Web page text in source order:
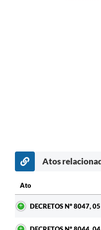
Atos
Ato
DECRETOS Nº 8047,